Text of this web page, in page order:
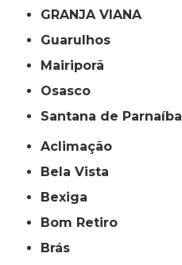
GRANJA VIANA
Guarulhos
Mairiporã
Osasco
Santana de Parnaíba
Aclimação
Bela Vista
Bexiga
Bom Retiro
Brás